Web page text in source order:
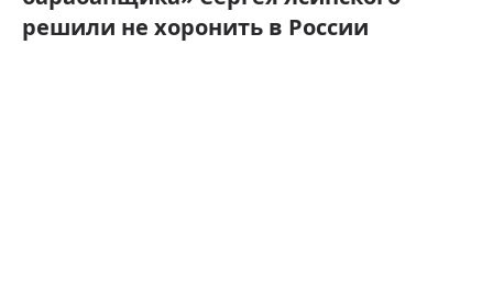
решили не хоронить в России